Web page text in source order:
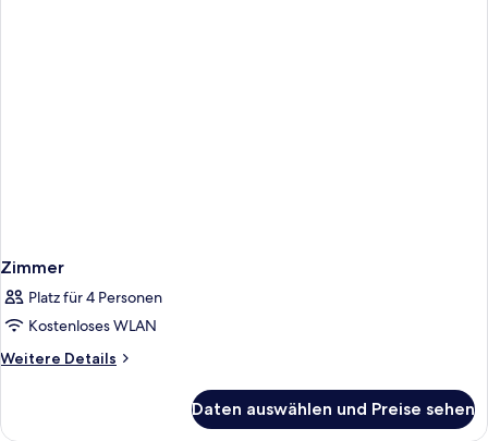
Zimmer
Platz für 4 Personen
Kostenloses WLAN
Weitere Details
Weitere
Daten auswählen und Preise sehen